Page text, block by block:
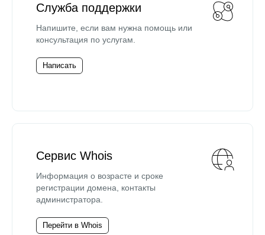
Служба поддержки
Напишите, если вам нужна помощь или
консультация по услугам.
Написать
Сервис Whois
Информация о возрасте и сроке
регистрации домена, контакты
администратора.
Перейти в Whois